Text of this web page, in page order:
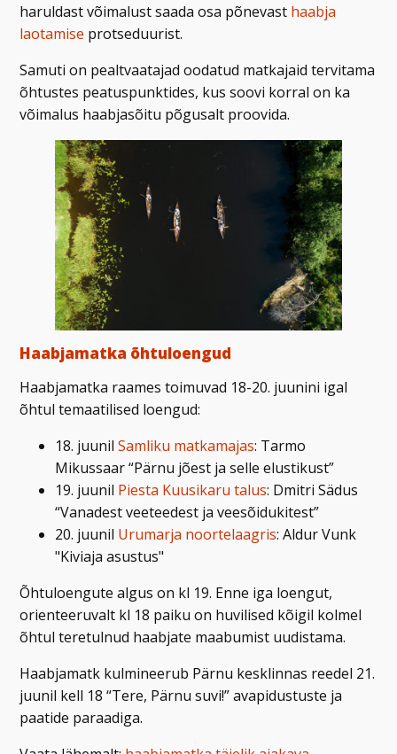
haruldast võimalust saada osa põnevast haabja
laotamise protseduurist.
Samuti on pealtvaatajad oodatud matkajaid tervitama
õhtustes peatuspunktides, kus soovi korral on ka
võimalus haabjasõitu põgusalt proovida.
Haabjamatka õhtuloengud
Haabjamatka raames toimuvad 18-20. juunini igal
õhtul temaatilised loengud:
18. juunilSamliku matkamajas: Tarmo
Mikussaar “Pärnu jõest ja selle elustikust”
19. juunil Piesta Kuusikaru talus: Dmitri Sädus
“Vanadest veeteedest ja veesõidukitest”
20. juunil Urumarja noortelaagris: Aldur Vunk
"Kiviaja asustus"
Õhtuloengute algus on kl 19. Enne iga loengut,
orienteeruvalt kl 18 paiku on huvilised kõigil kolmel
õhtul teretulnud haabjate maabumist uudistama.
Haabjamatk kulmineerub Pärnu kesklinnas reedel 21.
juunil kell 18 “Tere, Pärnu suvi!” avapidustuste ja
paatide paraadiga.